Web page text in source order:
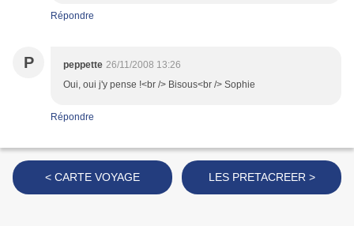
Répondre
P peppette 26/11/2008 13:26
Oui, oui j'y pense !<br /> Bisous<br /> Sophie
Répondre
< CARTE VOYAGE LES PRETACREER >